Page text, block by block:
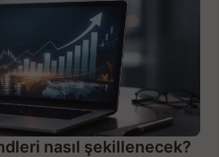
nasıl şekillenecek?